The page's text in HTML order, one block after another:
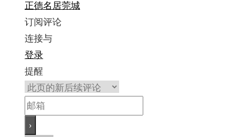
正德名居莞城
订阅评论
连接与
登录
提醒